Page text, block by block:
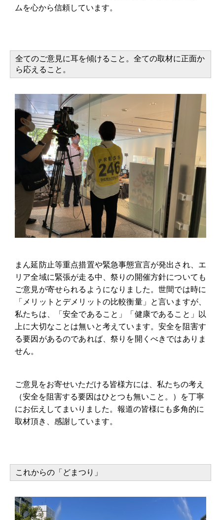
ムを心から信頼しています。
全てのご意見に耳を傾けること。全ての取材に正面か
ら応えること。
まん延防止等重点措置や緊急事態宣言が発出され、エ
リア全域に緊張が走る中、祭りの開催方針についても
ご意見が寄せられるようになりました。世間では時に
「メリットとデメリットの比較衡量」と言いますが、
私たちは、「安全であること」「健康であること」以
上に大切なことは無いと考えています。安全を阻害す
る要因があるのであれば、祭りを開くべきではありま
せん。
ご意見をお寄せいただける皆様方には、私たちの考え
（安全を阻害する要因はひとつも無いこと。）を丁寧
にお伝えしてまいりました。報道の皆様にも多角的に
取材頂き、感謝しています。
これからの「どまつり」